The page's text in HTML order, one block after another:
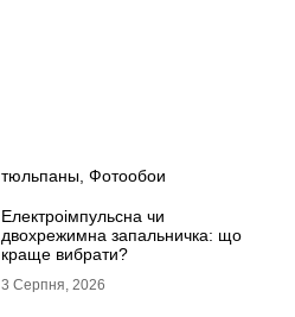
тюльпаны Фотообои
Електроімпульсна чи
двохрежимна запальничка: що
краще вибрати?
3 Серпня, 2026